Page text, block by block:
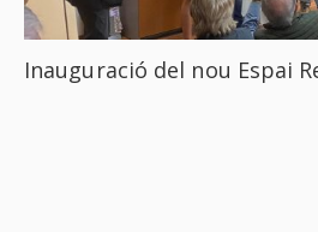
Inauguració del nou Espai